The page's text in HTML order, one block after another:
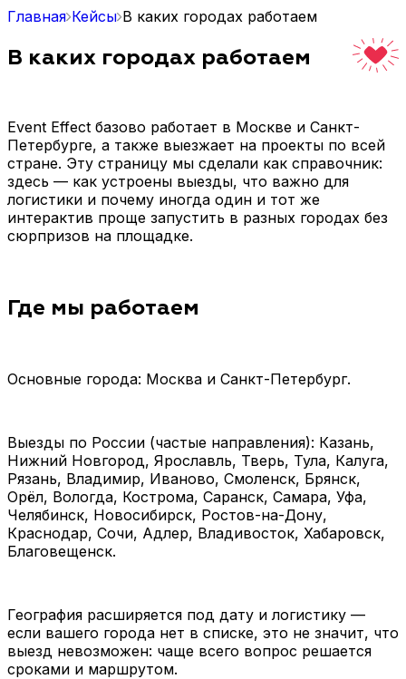
Главная Кейсы В каких городах работаем
В каких городах работаем
Event Effect базово работает в Москве и Санкт-
Петербурге, а также выезжает на проекты по всей
стране. Эту страницу мы сделали как справочник:
здесь — как устроены выезды, что важно для
логистики и почему иногда один и тот же
интерактив проще запустить в разных городах без
сюрпризов на площадке.
Где мы работаем
Основные города: Москва и Санкт-Петербург.
Выезды по России (частые направления): Казань,
Нижний Новгород, Ярославль, Тверь, Тула, Калуга,
Рязань, Владимир, Иваново, Смоленск, Брянск,
Орёл, Вологда, Кострома, Саранск, Самара, Уфа,
Челябинск, Новосибирск, Ростов-на-Дону,
Краснодар, Сочи, Адлер, Владивосток, Хабаровск,
Благовещенск.
География расширяется под дату и логистику —
если вашего города нет в списке, это не значит, что
выезд невозможен: чаще всего вопрос решается
сроками и маршрутом.